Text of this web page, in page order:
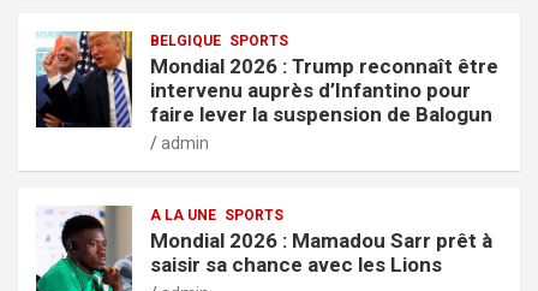
BELGIQUE SPORTS
Mondial 2026 : Trump reconnaît être
intervenu auprès d’Infantino pour
faire lever la suspension de Balogun
admin
A LA UNE SPORTS
Mondial 2026 : Mamadou Sarr prêt à
saisir sa chance avec les Lions